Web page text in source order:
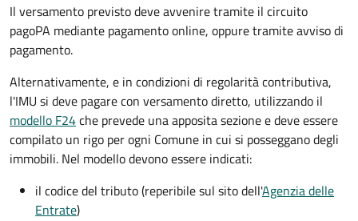
Il versamento previsto deve avvenire tramite il circuito
pagoPA mediante pagamento online, oppure tramite avviso di
pagamento.
Alternativamente, e in condizioni di regolarità contributiva,
l'IMU si deve pagarecon versamento diretto, utilizzando il
modello F24che prevede una apposita sezione e deve essere
compilato un rigo per ogni Comune in cui si posseggano degli
immobili. Nel modello devono essere indicati:
il codice del tributo(reperibile sul sito dell'Agenzia delle
Entrate)